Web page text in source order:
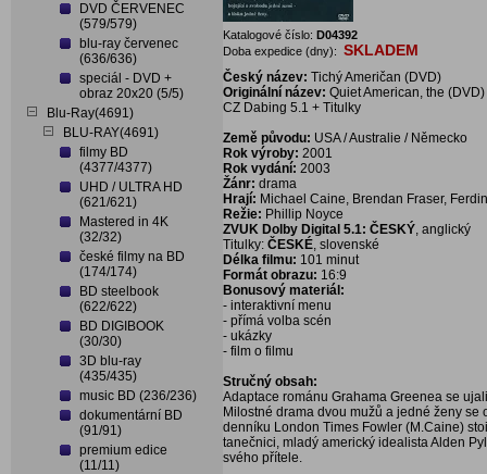
DVD ČERVENEC
(579/579)
blu-ray červenec
(636/636)
speciál - DVD +
obraz 20x20 (5/5)
Blu-Ray(4691)
BLU-RAY(4691)
filmy BD
(4377/4377)
UHD / ULTRA HD
(621/621)
Mastered in 4K
(32/32)
české filmy na BD
(174/174)
BD steelbook
(622/622)
BD DIGIBOOK
(30/30)
3D blu-ray
(435/435)
music BD (236/236)
dokumentární BD
(91/91)
premium edice
(11/11)
Katalogové číslo: D04392
Doba expedice (dny): SKLADEM
Český název: Tichý Američan (DVD)
Originální název: Quiet American, the (DVD)
CZ Dabing 5.1 + Titulky
Země původu: USA / Australie / Německo
Rok výroby: 2001
Rok vydání: 2003
Žánr: drama
Hrají: Michael Caine, Brendan Fraser,
Režie: Phillip Noyce
ZVUK Dolby Digital 5.1: ČESKÝ, anglický
Titulky: ČESKÉ, slovenské
Délka filmu: 101 minut
Formát obrazu: 16:9
Bonusový materiál:
- interaktivní menu
- přímá volba scén
- ukázky
- film o filmu
Stručný obsah:
Adaptace románu Grahama Greenea se
Milostné drama dvou mužů a jedné ženy
denníku London Times Fowler (M.Caine)
tanečnici, mladý americký idealista Alden
svého přítele.